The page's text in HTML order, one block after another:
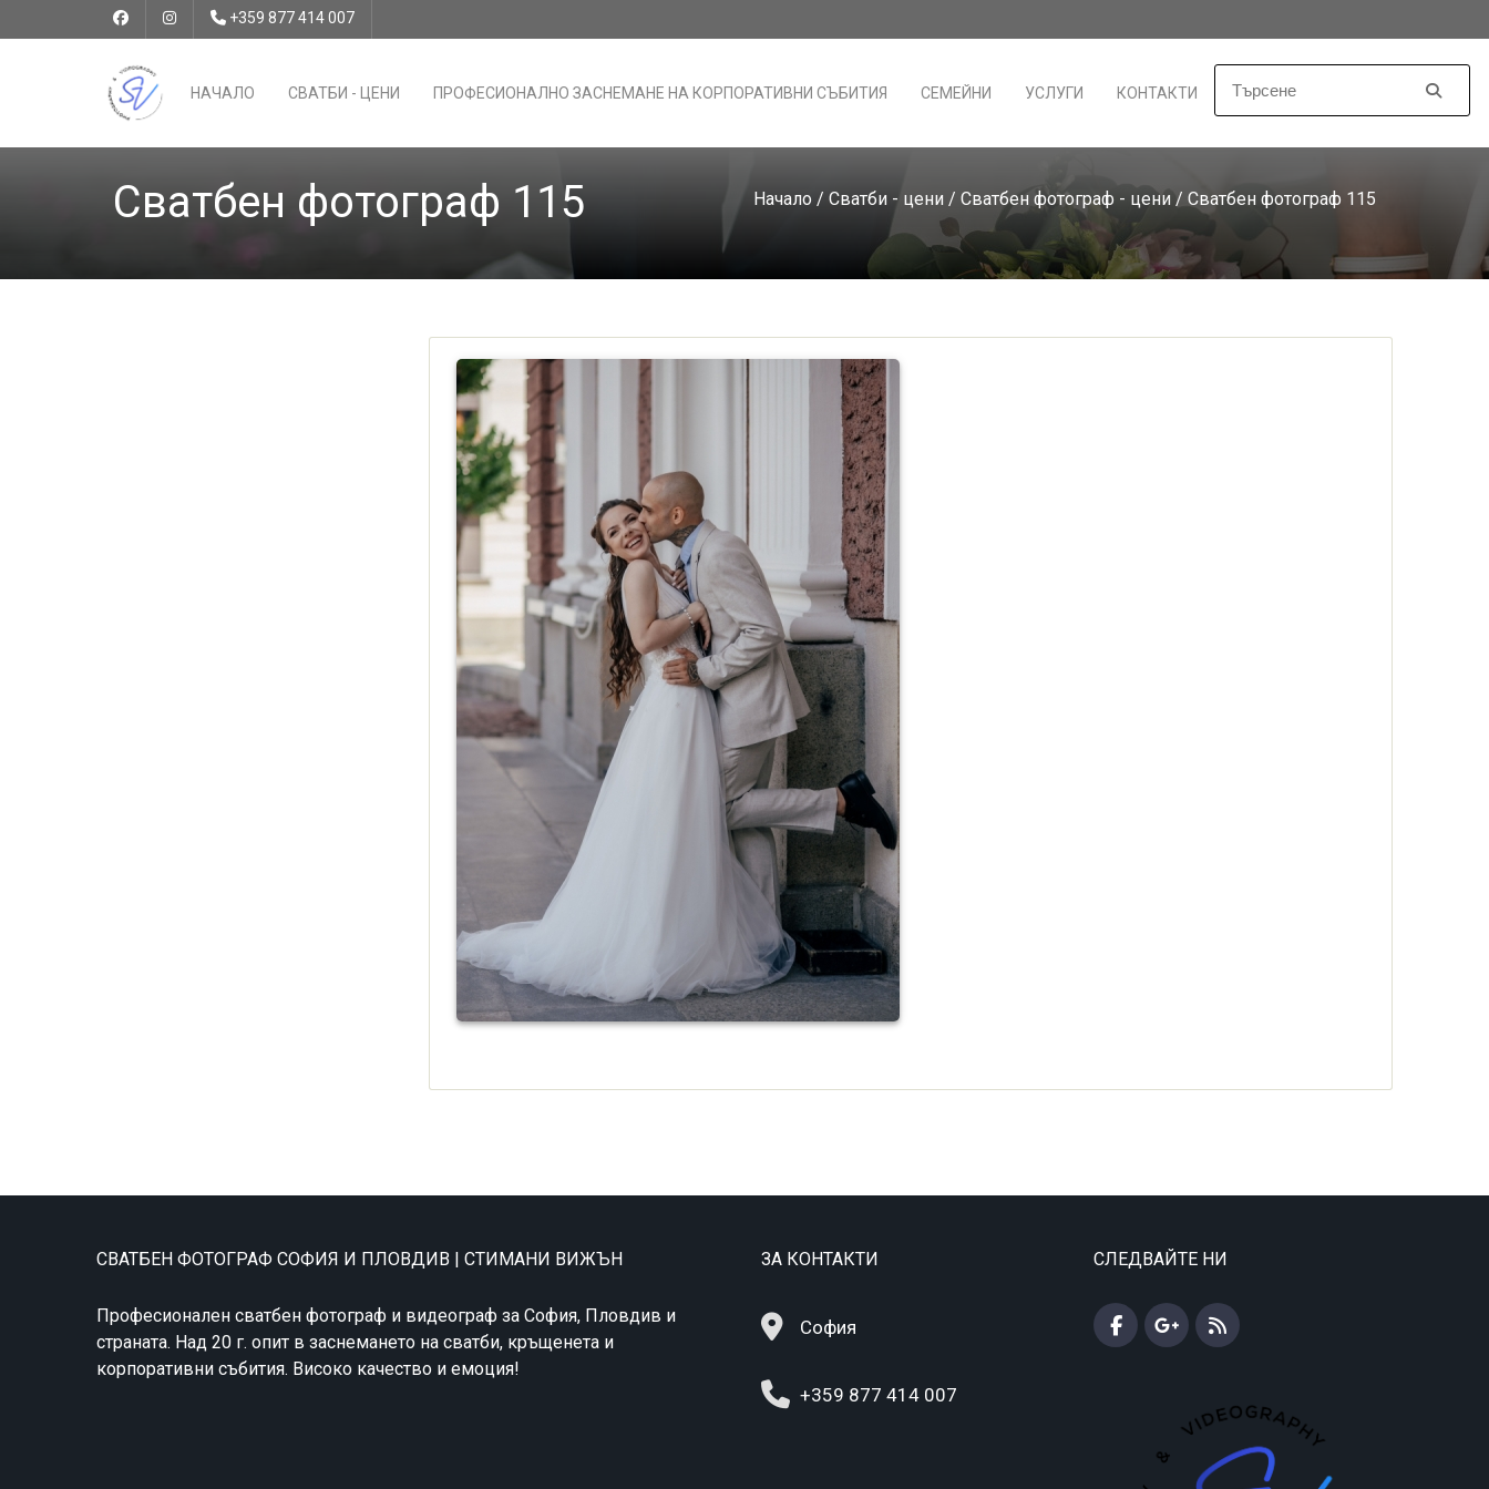
+359 877 414 007
НАЧАЛО СВАТБИ - ЦЕНИ ПРОФЕСИОНАЛНО ЗАСНЕМАНЕ НА КОРПОРАТИВНИ СЪБИТИЯ СЕМЕЙНИ УСЛУГИ КОНТАКТИ
Сватбен фотограф 115 Начало / Сватби - цени / Сватбен фотограф - цени/ Сватбен фотограф 115
СВАТБЕН ФОТОГРАФ СОФИЯ И ПЛОВДИВ | СТИМАНИ ВИЖЪН
Професионален сватбен фотограф и видеограф за София, Пловдив и
страната. Над 20 г. опит в заснемането на сватби, кръщенета и
корпоративни събития. Високо качество и емоция!
ЗА КОНТАКТИ
София
+359 877 414 007
СЛЕДВАЙТЕ НИ